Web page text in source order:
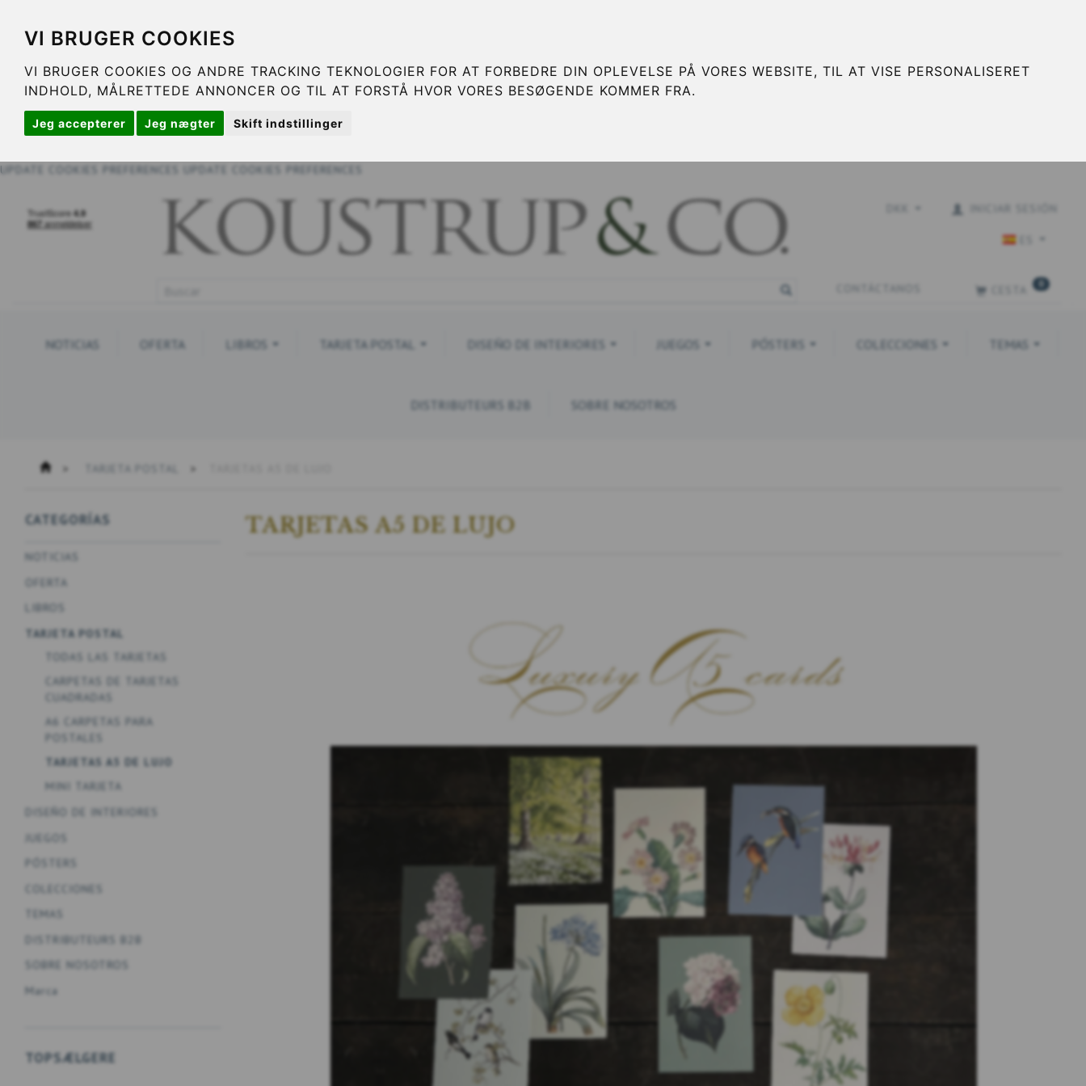
VI BRUGER COOKIES
VI BRUGER COOKIES OG ANDRE TRACKING TEKNOLOGIER FOR AT FORBEDRE DIN OPLEVELSE PÅ VORES WEBSITE, TIL AT VISE PERSONALISERET
INDHOLD, MÅLRETTEDE ANNONCER OG TIL AT FORSTÅ HVOR VORES BESØGENDE KOMMER FRA.
Jeg accepterer Jeg nægter Skift indstillinger
UPDATE COOKIES PREFERENCES UPDATE COOKIES PREFERENCES
NOTICIAS OFERTA LIBROS TARJETA POSTAL DISEÑO DE INTERIORES JUEGOS PÓSTERS COLECCIONES TEMAS
DISTRIBUTEURS B2B SOBRE NOSOTROS
CATEGORÍAS
NOTICIAS
OFERTA
LIBROS
TARJETA POSTAL
TODAS LAS TARJETAS
CARPETAS DE TARJETAS
CUADRADAS
A6 CARPETAS PARA
POSTALES
TARJETAS A5 DE LUJO
MINI TARJETA
DISEÑO DE INTERIORES
JUEGOS
PÓSTERS
COLECCIONES
TEMAS
DISTRIBUTEURS B2B
SOBRE NOSOTROS
Marca
TOPSÆLGERE
TARJETAS A5 DE LUJO